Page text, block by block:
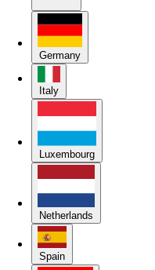
Germany
Italy
Luxembourg
Netherlands
Spain